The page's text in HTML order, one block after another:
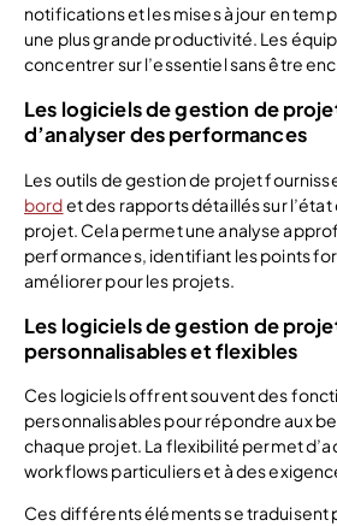
notifications et les mises à jour en
une plus grande productivité. Les
concentrer sur l’essentiel sans être
Les logiciels de gestion de
d’analyser des performances
Les outils de gestion de projet
bordet des rapports détaillés sur l’état
projet. Cela permet une analyse
performances, identifiant les points
améliorer pour les projets.
Les logiciels de gestion de
personnalisables et flexibles
Ces logiciels offrent souvent des
personnalisables pour répondre aux
chaque projet. La flexibilité permet
workflows particuliers et à des
Ces différents éléments se traduisent